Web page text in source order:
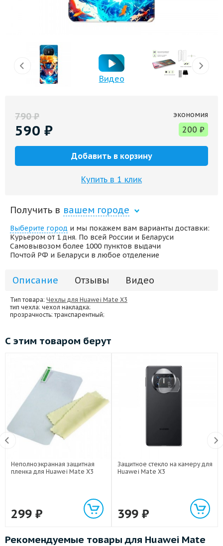
Видео
790₽
590 ₽
экономия
200 ₽
Добавить в корзину
Купить в 1 клик
Получить в вашем городе
Выберите город и мы покажем вам варианты доставки:
Курьером от 1 дня. По всей России и Беларуси
Самовывозом более 1000 пунктов выдачи
Почтой РФ и Беларуси в любое отделение
Описание Отзывы Видео
Тип товара: Чехлы для Huawei Mate X3
тип чехла: чехол накладка;
прозрачность: транспарентный;
С этим товаром берут
Неполноэкранная защитная
пленка для Huawei Mate X3
299 ₽
Защитное стекло на камеру для
Huawei Mate X3
399 ₽
Рекомендуемые товары для Huawei Mate